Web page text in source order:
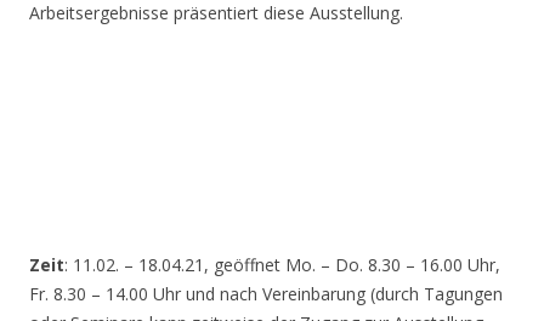
Arbeitsergebnisse präsentiert diese Ausstellung.
Zeit: 11.02. – 18.04.21, geöffnet Mo. – Do. 8.30 – 16.00 Uhr,
Fr. 8.30 – 14.00 Uhr und nach Vereinbarung (durch Tagungen